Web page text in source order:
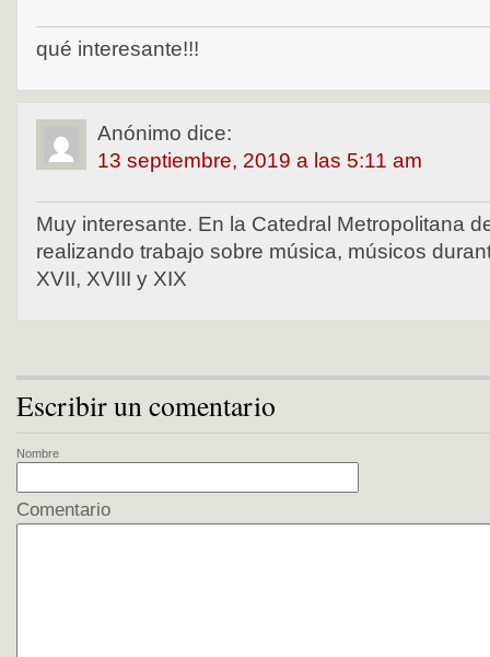
qué interesante!!!
Anónimo dice:
13 septiembre, 2019 a las 5:11 am
Muy interesante. En la Catedral Metropolitana
realizando trabajo sobre música, músicos
XVII, XVIII y XIX
Escribir un comentario
Nombre
Comentario